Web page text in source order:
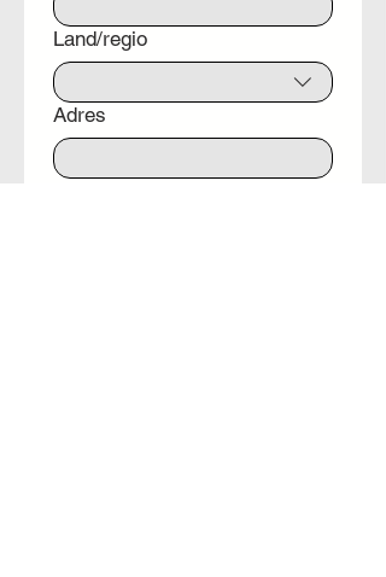
Adres met meerdere regels
Land/regio
Adres